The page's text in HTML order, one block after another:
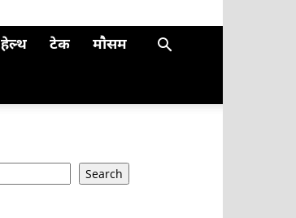
हेल्थ टेक मौसम
Search